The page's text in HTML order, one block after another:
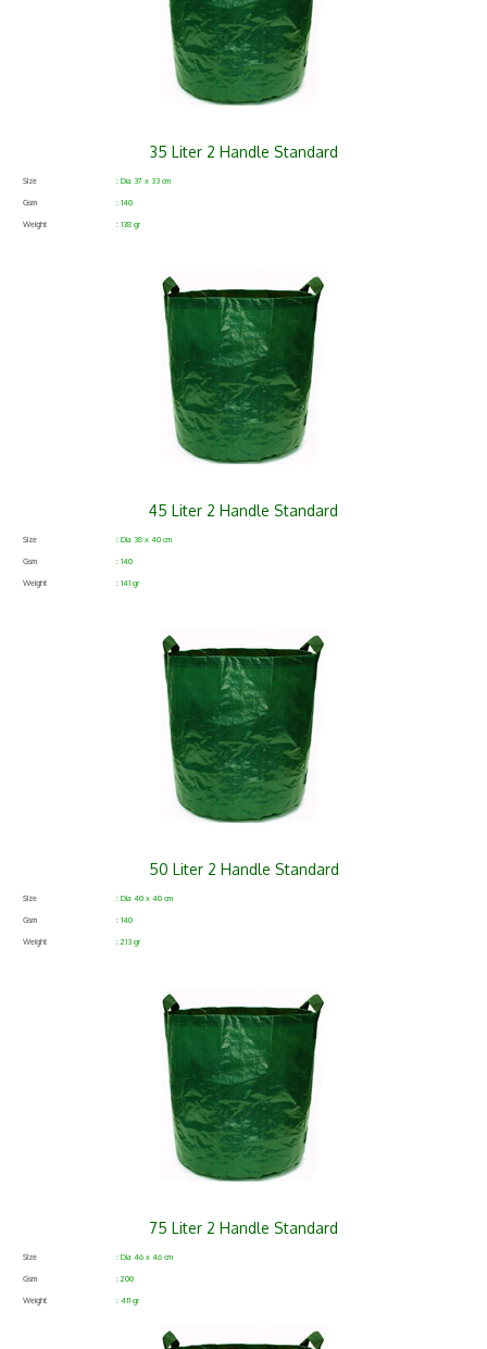
35 Liter 2 Handle Standard
Size : Dia 37 x 33 cm
Gsm : 140
Weight : 138 gr
45 Liter 2 Handle Standard
Size : Dia 38 x 40 cm
Gsm : 140
Weight : 141 gr
50 Liter 2 Handle Standard
Size : Dia 40 x 40 cm
Gsm : 140
Weight : 213 gr
75 Liter 2 Handle Standard
Size : Dia 46 x 46 cm
Gsm : 200
Weight : 411 gr